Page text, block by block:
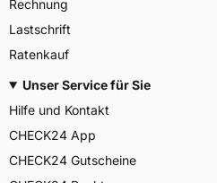
Rechnung
Lastschrift
Ratenkauf
Unser Service für Sie
Hilfe und Kontakt
CHECK24 App
CHECK24 Gutscheine